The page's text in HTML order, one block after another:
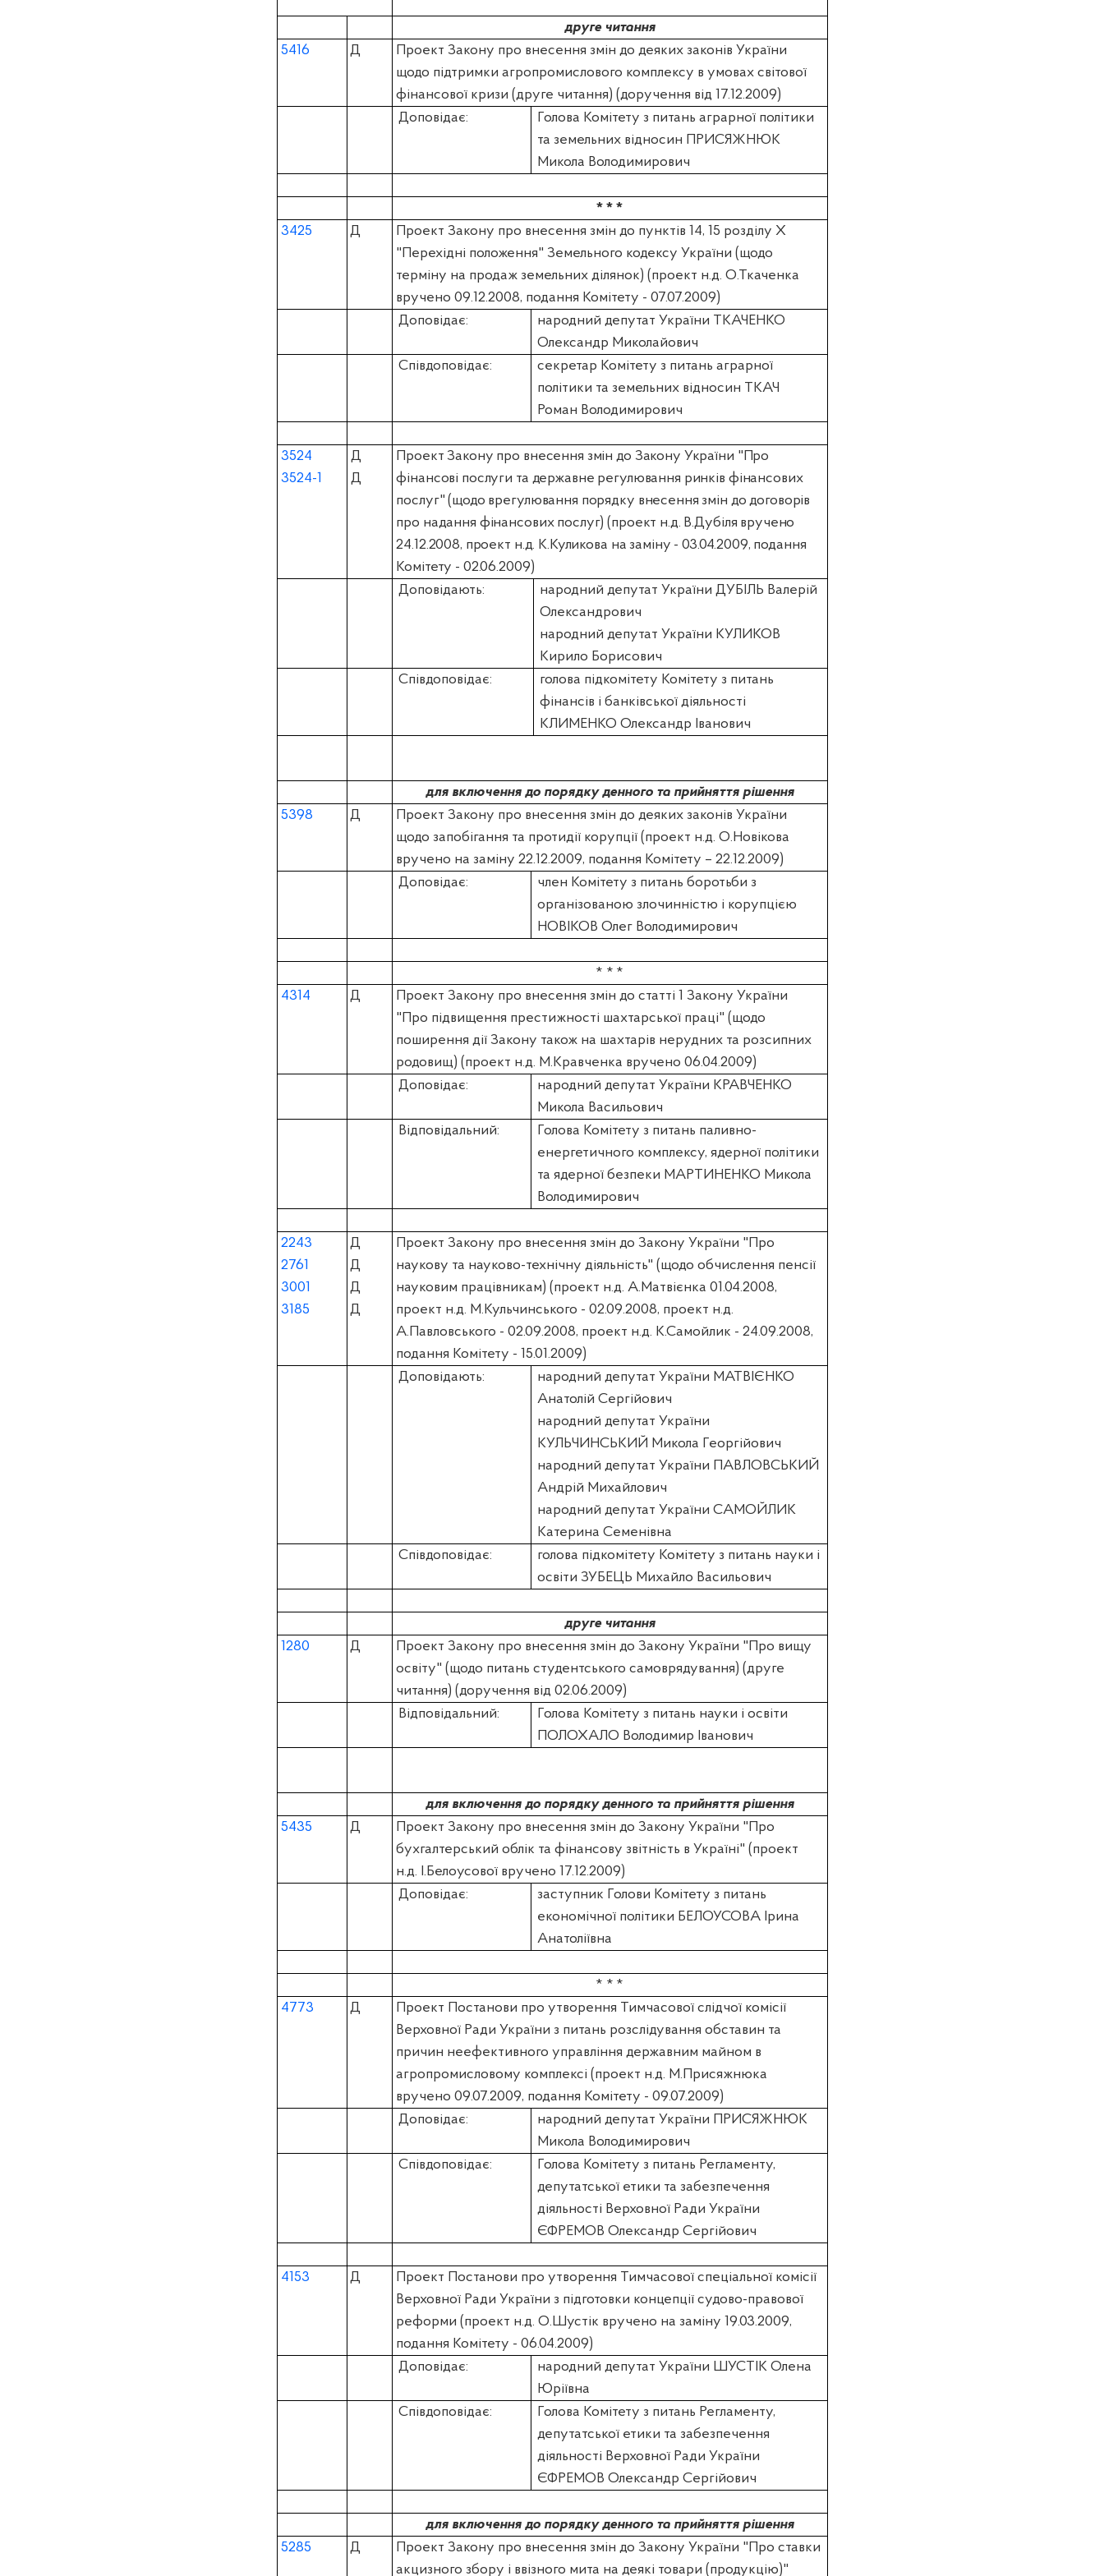
друге читання
5416
Д
Проект Закону про внесення змін до деяких законів України
щодо підтримки агропромислового комплексу в умовах світової
фінансової кризи (друге читання) (доручення від 17.12.2009)
Доповідає:
Голова Комітету з питань аграрної політики
та земельних відносин ПРИСЯЖНЮК
Микола Володимирович
* * *
3425
Д
Проект Закону про внесення змін до пунктів 14, 15 розділу Х
"Перехідні положення" Земельного кодексу України (щодо
терміну на продаж земельних ділянок) (проект н.д. О.Ткаченка
вручено 09.12.2008, подання Комітету - 07.07.2009)
Доповідає:
народний депутат України ТКАЧЕНКО
Олександр Миколайович
Співдоповідає:
секретар Комітету з питань аграрної
політики та земельних відносин ТКАЧ
Роман Володимирович
3524
3524-1
Д
Д
Проект Закону про внесення змін до Закону України "Про
фінансові послуги та державне регулювання ринків фінансових
послуг" (щодо врегулювання порядку внесення змін до договорів
про надання фінансових послуг) (проект н.д. В.Дубіля вручено
24.12.2008, проект н.д. К.Куликова на заміну - 03.04.2009, подання
Комітету - 02.06.2009)
Доповідають:
народний депутат України ДУБІЛЬ Валерій
Олександрович
народний депутат України КУЛИКОВ
Кирило Борисович
Співдоповідає:
голова підкомітету Комітету з питань
фінансів і банківської діяльності
КЛИМЕНКО Олександр Іванович
для включення до порядку денного та прийняття рішення
5398
Д
Проект Закону про внесення змін до деяких законів України
щодо запобігання та протидії корупції (проект н.д. О.Новікова
вручено на заміну 22.12.2009, подання Комітету – 22.12.2009)
Доповідає:
член Комітету з питань боротьби з
організованою злочинністю і корупцією
НОВІКОВ Олег Володимирович
* * *
4314
Д
Проект Закону про внесення змін до статті 1 Закону України
"Про підвищення престижності шахтарської праці" (щодо
поширення дії Закону також на шахтарів нерудних та розсипних
родовищ) (проект н.д. М.Кравченка вручено 06.04.2009)
Доповідає:
народний депутат України КРАВЧЕНКО
Микола Васильович
Відповідальний:
Голова Комітету з питань паливно-
енергетичного комплексу, ядерної політики
та ядерної безпеки МАРТИНЕНКО Микола
Володимирович
2243
2761
3001
3185
Д
Д
Д
Д
Проект Закону про внесення змін до Закону України "Про
наукову та науково-технічну діяльність" (щодо обчислення пенсії
науковим працівникам) (проект н.д. А.Матвієнка 01.04.2008,
проект н.д. М.Кульчинського - 02.09.2008, проект н.д.
А.Павловського - 02.09.2008, проект н.д. К.Самойлик - 24.09.2008,
подання Комітету - 15.01.2009)
Доповідають:
народний депутат України МАТВІЄНКО
Анатолій Сергійович
народний депутат України
КУЛЬЧИНСЬКИЙ Микола Георгійович
народний депутат України ПАВЛОВСЬКИЙ
Андрій Михайлович
народний депутат України САМОЙЛИК
Катерина Семенівна
Співдоповідає:
голова підкомітету Комітету з питань науки і
освіти ЗУБЕЦЬ Михайло Васильович
друге читання
1280
Д
Проект Закону про внесення змін до Закону України "Про вищу
освіту" (щодо питань студентського самоврядування) (друге
читання) (доручення від 02.06.2009)
Відповідальний:
Голова Комітету з питань науки і освіти
ПОЛОХАЛО Володимир Іванович
для включення до порядку денного та прийняття рішення
5435
Д
Проект Закону про внесення змін до Закону України "Про
бухгалтерський облік та фінансову звітність в Україні" (проект
н.д. І.Белоусової вручено 17.12.2009)
Доповідає:
заступник Голови Комітету з питань
економічної політики БЕЛОУСОВА Ірина
Анатоліївна
* * *
4773
Д
Проект Постанови про утворення Тимчасової слідчої комісії
Верховної Ради України з питань розслідування обставин та
причин неефективного управління державним майном в
агропромисловому комплексі (проект н.д. М.Присяжнюка
вручено 09.07.2009, подання Комітету - 09.07.2009)
Доповідає:
народний депутат України ПРИСЯЖНЮК
Микола Володимирович
Співдоповідає:
Голова Комітету з питань Регламенту,
депутатської етики та забезпечення
діяльності Верховної Ради України
ЄФРЕМОВ Олександр Сергійович
4153 Д
Проект Постанови про утворення Тимчасової спеціальної комісії
Верховної Ради України з підготовки концепції судово-правової
реформи (проект н.д. О.Шустік вручено на заміну 19.03.2009,
подання Комітету - 06.04.2009)
Доповідає:
народний депутат України ШУСТІК Олена
Юріївна
Співдоповідає:
Голова Комітету з питань Регламенту,
депутатської етики та забезпечення
діяльності Верховної Ради України
ЄФРЕМОВ Олександр Сергійович
для включення до порядку денного та прийняття рішення
5285
Д
Проект Закону про внесення змін до Закону України "Про ставки
акцизного збору і ввізного мита на деякі товари (продукцію)"